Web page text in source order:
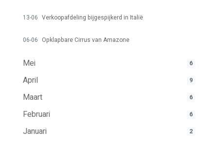
13-06 Verkoopafdeling bijgespijkerd in Italië
06-06 Opklapbare Cirrus van Amazone
Mei 6
April 9
Maart 6
Februari 6
Januari 2